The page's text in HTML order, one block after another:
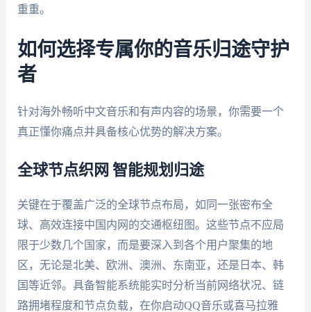
重重。
如何选择专属你的音乐归途守护
者
针对海外畅听中文音乐和有声内容的场景，你需要一个
真正懂你痛点并具备核心优势的解决方案。
全球节点织网 智能规划归途
关键在于覆盖广泛的全球节点布局，如同一张密布全
球、高效连接中国内网的交通枢纽图。这些节点不应局
限于少数几个国家，而是要深入到各个用户聚集的地
区，无论是北美、欧洲、澳洲、东南亚，还是日本、韩
国等近邻。具备智能系统能实时分析当前网络状况、链
路拥堵程度和节点负载，在你启动QQ音乐或喜马拉雅